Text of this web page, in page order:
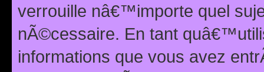
verrouille nâ€™importe quel
nÃ©cessaire. En tant
informations que vous avez